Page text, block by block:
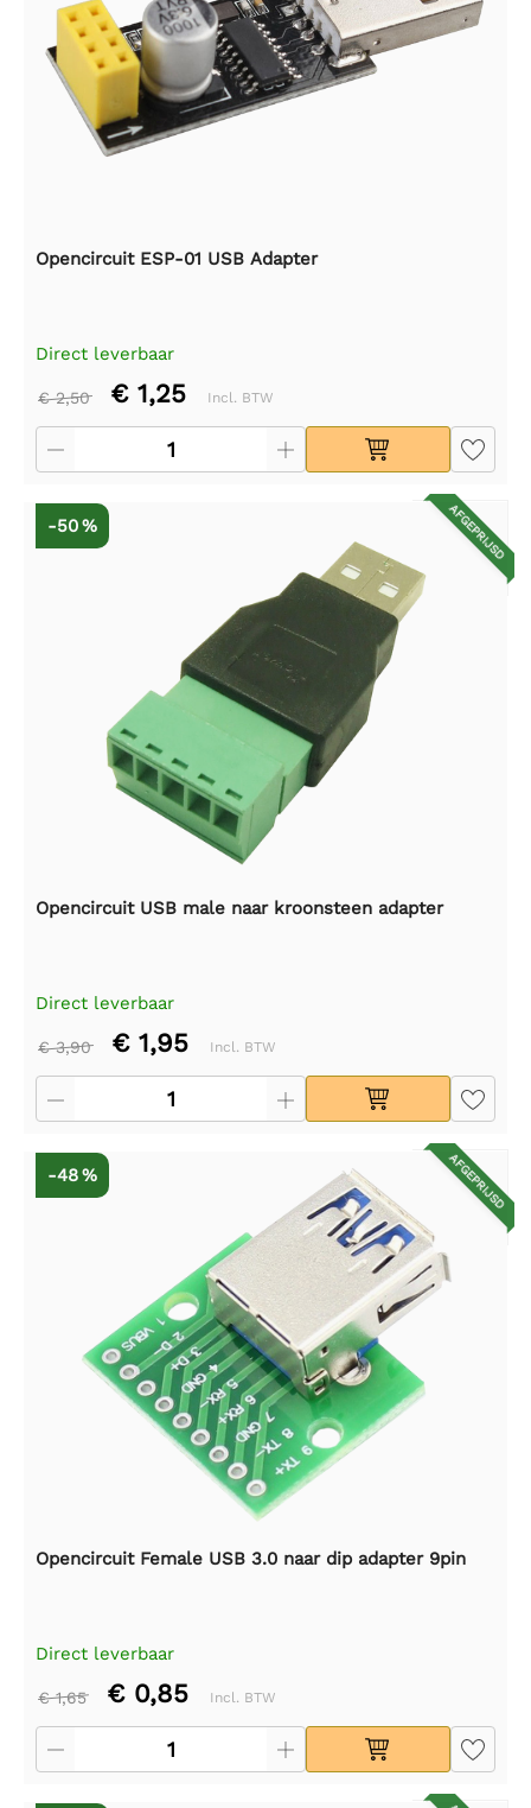
Opencircuit ESP-01 USB Adapter
Direct leverbaar
€ 2,50 € 1,25 Incl. BTW
AFGEPRIJSD
-50 %
Opencircuit USB male naar kroonsteen adapter
Direct leverbaar
€ 3,90 € 1,95 Incl. BTW
AFGEPRIJSD
-48 %
Opencircuit Female USB 3.0 naar dip adapter 9pin
Direct leverbaar
€ 1,65 € 0,85 Incl. BTW